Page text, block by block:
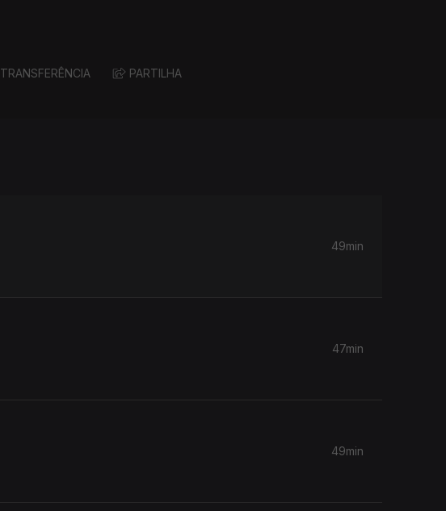
TRANSFERÊNCIA PARTILHA
49min
47min
49min